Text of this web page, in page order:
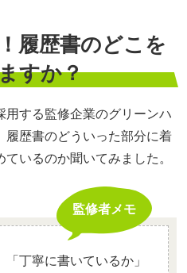
履歴書のどこを
すか？
用する監修企業のグリーンハ
履歴書のどういった部分に着
いるのか聞いてみました。
監修者メモ
丁寧に書いているか」